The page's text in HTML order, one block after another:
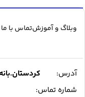
وبلاگ و آموزشتماس با ما
آدرس:
شماره تماس: